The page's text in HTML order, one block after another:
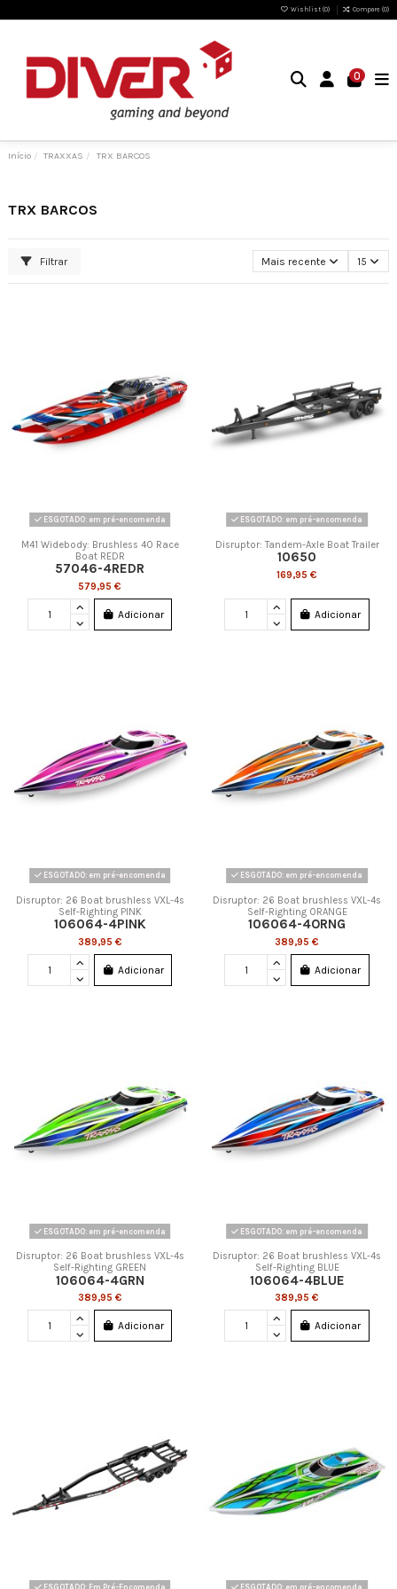
Wishlist (0) Compare (0)
0
Início TRAXXAS TRX BARCOS
TRX BARCOS
Filtrar Mais recente 15
ESGOTADO: em pré-encomenda
M41 Widebody: Brushless 40 Race
Boat REDR
57046-4REDR
579,95 €
Adicionar
ESGOTADO: em pré-encomenda
Disruptor: Tandem-Axle Boat Trailer
10650
169,95 €
Adicionar
ESGOTADO: em pré-encomenda
Disruptor: 26 Boat brushless VXL-4s
Self-Righting PINK
106064-4PINK
389,95 €
Adicionar
ESGOTADO: em pré-encomenda
Disruptor: 26 Boat brushless VXL-4s
Self-Righting ORANGE
106064-4ORNG
389,95 €
Adicionar
ESGOTADO: em pré-encomenda
Disruptor: 26 Boat brushless VXL-4s
Self-Righting GREEN
106064-4GRN
389,95 €
Adicionar
ESGOTADO: em pré-encomenda
Disruptor: 26 Boat brushless VXL-4s
Self-Righting BLUE
106064-4BLUE
389,95 €
Adicionar
ESGOTADO: Em Pré-Encomenda ESGOTADO: em pré-encomenda